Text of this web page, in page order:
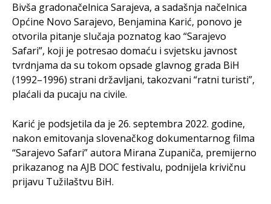
Bivša gradonačelnica Sarajeva, a sadašnja načelnica
Općine Novo Sarajevo, Benjamina Karić, ponovo je
otvorila pitanje slučaja poznatog kao “Sarajevo
Safari”, koji je potresao domaću i svjetsku javnost
tvrdnjama da su tokom opsade glavnog grada BiH
(1992–1996) strani državljani, takozvani “ratni turisti”,
plaćali da pucaju na civile.
Karić je podsjetila da je 26. septembra 2022. godine,
nakon emitovanja slovenačkog dokumentarnog filma
“Sarajevo Safari” autora Mirana Zupaniča, premijerno
prikazanog na AJB DOC festivalu, podnijela krivičnu
prijavu Tužilaštvu BiH.